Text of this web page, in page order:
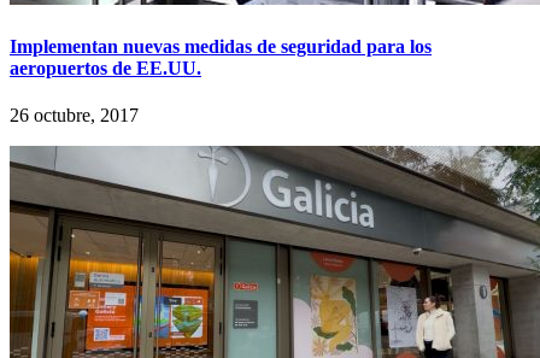
Implementan nuevas medidas de seguridad para los
aeropuertos de EE.UU.
26 octubre, 2017